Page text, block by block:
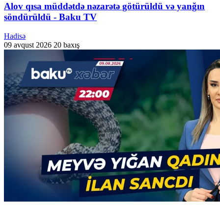
Alov qısa müddətdə nəzarətə götürüldü və yanğın
söndürüldü - Baku TV
Hadisə
09 avqust 2026 20 baxış